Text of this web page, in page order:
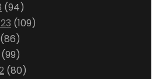
(94)
(109)
(86)
(99)
(80)